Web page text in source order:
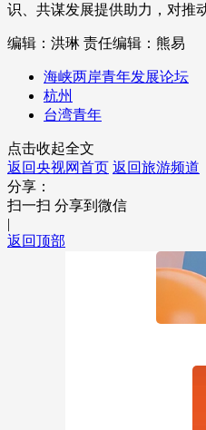
识、共谋发展提供助力，对推
编辑：洪琳 责任编辑：熊易
海峡两岸青年发展论坛
杭州
台湾青年
点击收起全文
返回央视网首页 返回旅游频道
分享：
扫一扫 分享到微信
|
返回顶部